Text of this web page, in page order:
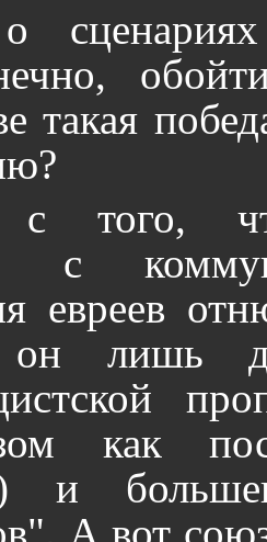
такая
с того,
с
евреев
он лишь
как
и
А вот